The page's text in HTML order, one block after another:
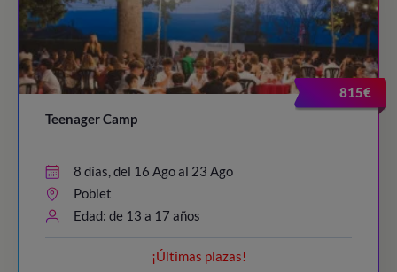
815€
Teenager Camp
8 días, del 16 Ago al 23 Ago
Poblet
Edad: de 13 a 17 años
¡Últimas plazas!